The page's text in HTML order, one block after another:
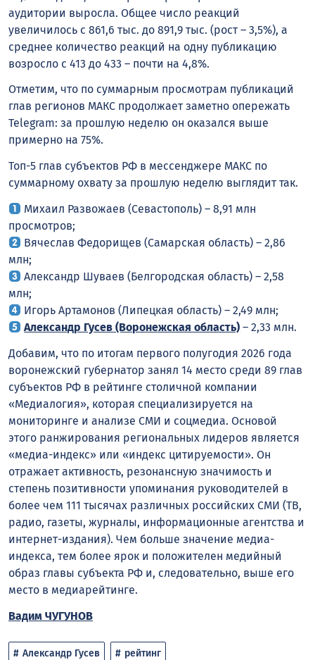
аудитории выросла. Общее число реакций
увеличилось с 861,6 тыс. до 891,9 тыс. (рост – 3,5%), а
среднее количество реакций на одну публикацию
возросло с 413 до 433 – почти на 4,8%.
Отметим, что по суммарным просмотрам публикаций
глав регионов MАКС продолжает заметно опережать
Telegram: за прошлую неделю он оказался выше
примерно на 75%.
Топ-5 глав субъектов РФ в мессенджере MАКС по
суммарному охвату за прошлую неделю выглядит так.
Михаил Развожаев (Севастополь) – 8,91 млн
просмотров;
Вячеслав Федорищев (Самарская область) – 2,86
млн;
Александр Шуваев (Белгородская область) – 2,58
млн;
Игорь Артамонов (Липецкая область) – 2,49 млн;
Александр Гусев (Воронежская область) – 2,33 млн.
Добавим, что по итогам первого полугодия 2026 года
воронежский губернатор занял 14 место среди 89 глав
субъектов РФ в рейтинге столичной компании
«Медиалогия», которая специализируется на
мониторинге и анализе СМИ и соцмедиа. Основой
этого ранжирования региональных лидеров является
«медиа-индекс» или «индекс цитируемости». Он
отражает активность, резонансную значимость и
степень позитивности упоминания руководителей в
более чем 111 тысячах различных российских СМИ (ТВ,
радио, газеты, журналы, информационные агентства и
интернет-издания). Чем больше значение медиа-
индекса, тем более ярок и положителен медийный
образ главы субъекта РФ и, следовательно, выше его
место в медиарейтинге.
Вадим ЧУГУНОВ
Александр Гусев рейтинг